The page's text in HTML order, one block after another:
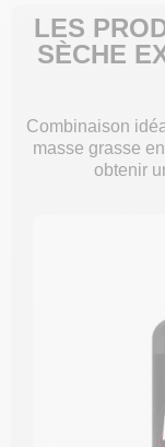
LES
SÈCHE
Combinaison
masse grasse
obtenir